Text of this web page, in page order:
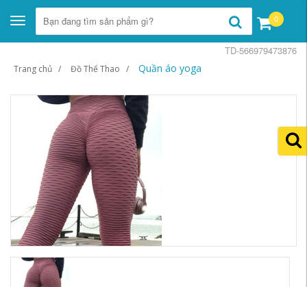
Toggle
navigation
0
Trang chủ Đồ Thể Thao Quần áo yoga
TD-566979473876